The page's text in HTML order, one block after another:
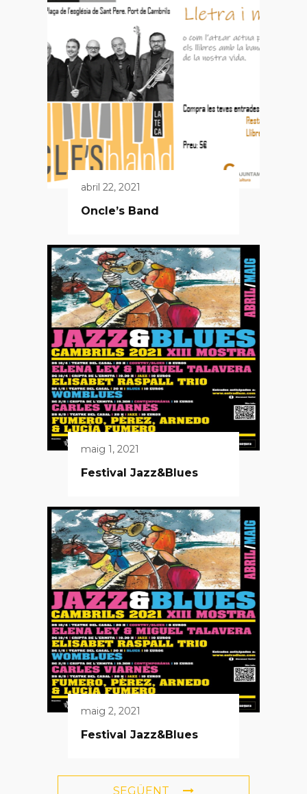
abril 22, 2021
Oncle’s Band
maig 1, 2021
Festival Jazz&Blues
maig 2, 2021
Festival Jazz&Blues
SEGÜENT